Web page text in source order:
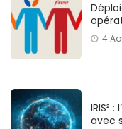
4
IRIS²
avec